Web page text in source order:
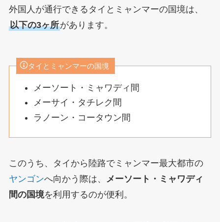
外国人が通行できるタイとミャンマーの国境は、
以下の3ヶ所があります。
タイとミャンマーの国境
メーソート・ミャワディ間
メーサイ・タチレク間
ラノーン・コータウン間
このうち、タイから陸路でミャンマー最大都市の
ヤンゴンへ向かう際は、
メーソート・ミャワディ
間の国境を利用するのが便利。